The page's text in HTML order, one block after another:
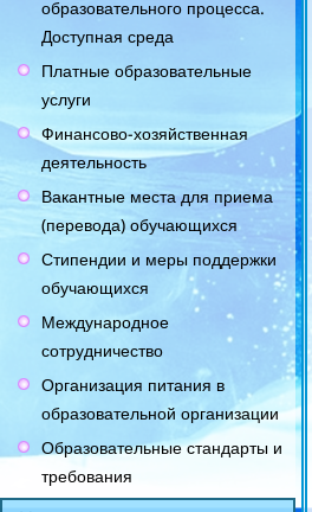
образовательного процесса.
Доступная среда
Платные образовательные
услуги
Финансово-хозяйственная
деятельность
Вакантные места для приема
(перевода) обучающихся
Стипендии и меры поддержки
обучающихся
Международное
сотрудничество
Организация питания в
образовательной организации
Образовательные стандарты и
требования